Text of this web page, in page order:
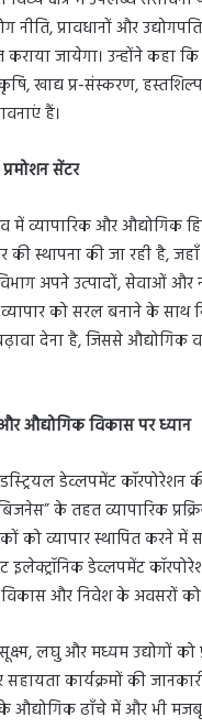
नीति, प्रावधानों और
जायेगा। उन्होंने कहा कि
खाद्य प्र-संस्करण,
हैं।
सेंटर
में व्यापारिक और औद्योगिक
की स्थापना की जा रही है,
अपने उत्पादों, सेवाओं और
को सरल बनाने के साथ
देना है, जिससे औद्योगिक
औद्योगिक विकास पर ध्यान
डेव्लपमेंट कॉरपोरेशन
के तहत व्यापारिक
को व्यापार स्थापित करने में
इलेक्ट्रॉनिक डेव्लपमेंट
विकास और निवेश के अवसरों
लघु और मध्यम उद्योगों को
कार्यक्रमों की
के औद्योगिक ढाँचे में और भी